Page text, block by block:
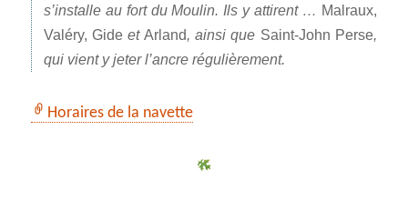
s’installe au fort du Moulin. Ils y attirent … Malraux,
Valéry, Gide etArland, ainsi que Saint-John Perse,
qui vient y jeter l’ancre régulièrement.
Horaires de la navette